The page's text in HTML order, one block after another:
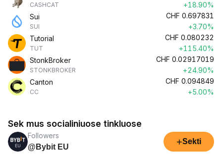
CASHCAT
+18.90%
Sui
SUI
CHF 0.697831
+3.70%
Tutorial
TUT
CHF 0.080232
+115.40%
StonkBroker
STONKBROKER
CHF 0.02917019
+24.90%
Canton
CC
CHF 0.094849
+5.00%
Sek mus socialiniuose tinkluose
Followers
@Bybit EU
+Sekti